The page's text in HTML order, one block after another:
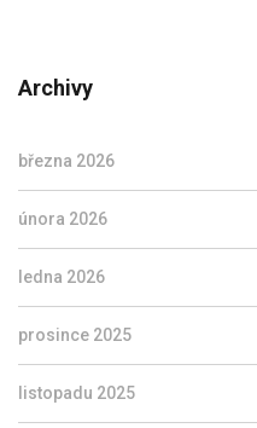
Archivy
března 2026
února 2026
ledna 2026
prosince 2025
listopadu 2025